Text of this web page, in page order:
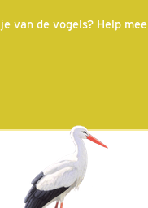
van de vogels? Help mee